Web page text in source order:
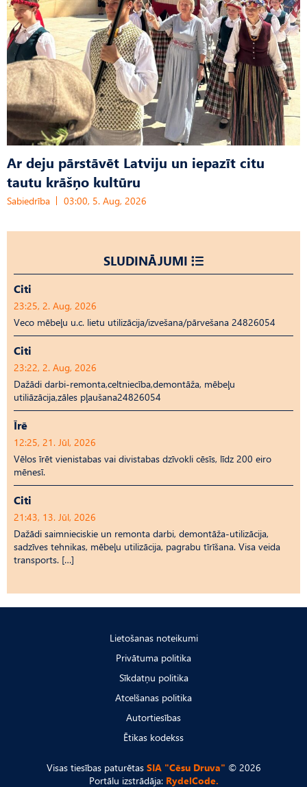
Ar deju pārstāvēt Latviju un iepazīt citu
tautu krāšņo kultūru
Sabiedrība 03:00, 5. Aug, 2026
SLUDINĀJUMI
Citi
23:25, 2. Aug, 2026
Veco mēbeļu u.c. lietu utilizācija/izvešana/pārvešana 24826054
Citi
23:22, 2. Aug, 2026
Dažādi darbi-remonta,celtniecība,demontāža, mēbeļu
utiliāzācija,zāles pļaušana24826054
Īrē
12:25, 21. Jūl, 2026
Vēlos īrēt vienistabas vai divistabas dzīvokli cēsīs, līdz 200 eiro
mēnesī.
Citi
21:43, 13. Jūl, 2026
Dažādi saimnieciskie un remonta darbi, demontāža-utilizācija,
sadzīves tehnikas, mēbeļu utilizācija, pagrabu tīrīšana. Visa veida
transports. […]
Lietošanas noteikumi
Privātuma politika
Sīkdatņu politika
Atcelšanas politika
Autortiesības
Ētikas kodekss
Visas tiesības paturētas SIA "Cēsu Druva" © 2026
Portālu izstrādāja: RydelCode.